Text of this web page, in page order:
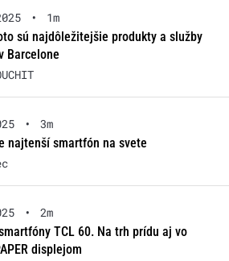
•
1m
sú najdôležitejšie produkty a služby
Barcelone
•
3m
najtenší smartfón na svete
•
2m
TCL 60. Na trh prídu aj vo
displejom